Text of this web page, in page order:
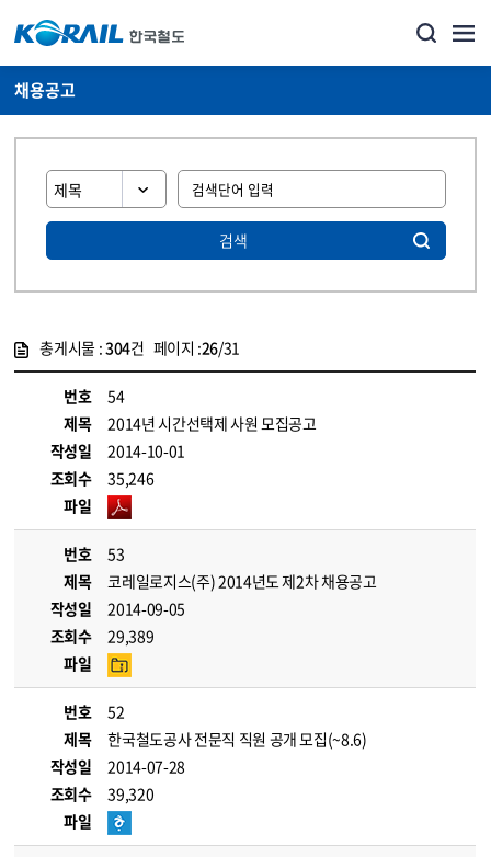
채용공고
검색
총게시물 :304건 페이지 :26/31
번호
54
제목
2014년 시간선택제 사원 모집공고
작성일
2014-10-01
조회수
35,246
파일
번호
53
제목
코레일로지스(주) 2014년도 제2차 채용공고
작성일
2014-09-05
조회수
29,389
파일
번호
52
제목
한국철도공사 전문직 직원 공개 모집(~8.6)
작성일
2014-07-28
조회수
39,320
파일